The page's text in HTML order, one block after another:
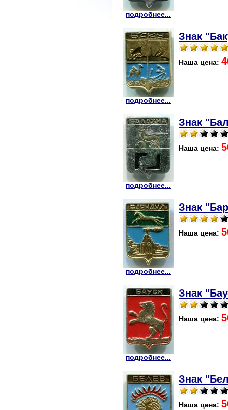
подробнее...
подробнее...
Знак
Наша цена:
подробнее...
Знак
Наша цена:
подробнее...
Знак
Наша цена:
подробнее...
Знак
Наша цена:
Знак
Наша цена: